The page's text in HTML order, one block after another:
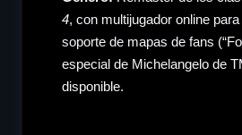
4, con multijugador online
soporte de mapas de fans
especial de Michelangelo de
disponible.